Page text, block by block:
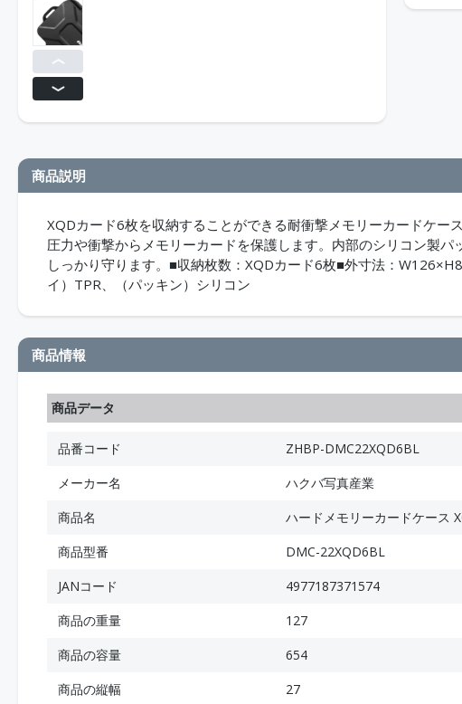
商品説明
XQDカード6枚を収納することができる耐衝撃メモリーカードケー
圧力や衝撃からメモリーカードを保護します。内部のシリコン製
しっかり守ります。■収納枚数：XQDカード6枚■外寸法：
イ）TPR、（パッキン）シリコン
商品情報
商品データ
品番コード
ZHBP-DMC22XQD6BL
メーカー名
ハクバ写真産業
商品名
ハードメモリーカードケース
商品型番
DMC-22XQD6BL
JANコード
4977187371574
商品の重量
127
商品の容量
654
商品の縦幅
27